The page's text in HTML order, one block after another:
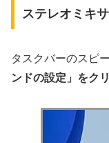
ステレオミキ
タスクバーのスピ
ンドの設定」をク